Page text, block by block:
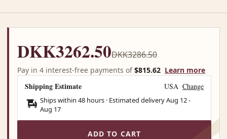
DKK3262.50DKK3286.50
Pay in 4 interest-free payments of$815.62 Learn more
Shipping Estimate USA Change
Ships within 48 hours · Estimated deliveryAug 12-
Aug 17
ADD TO CART